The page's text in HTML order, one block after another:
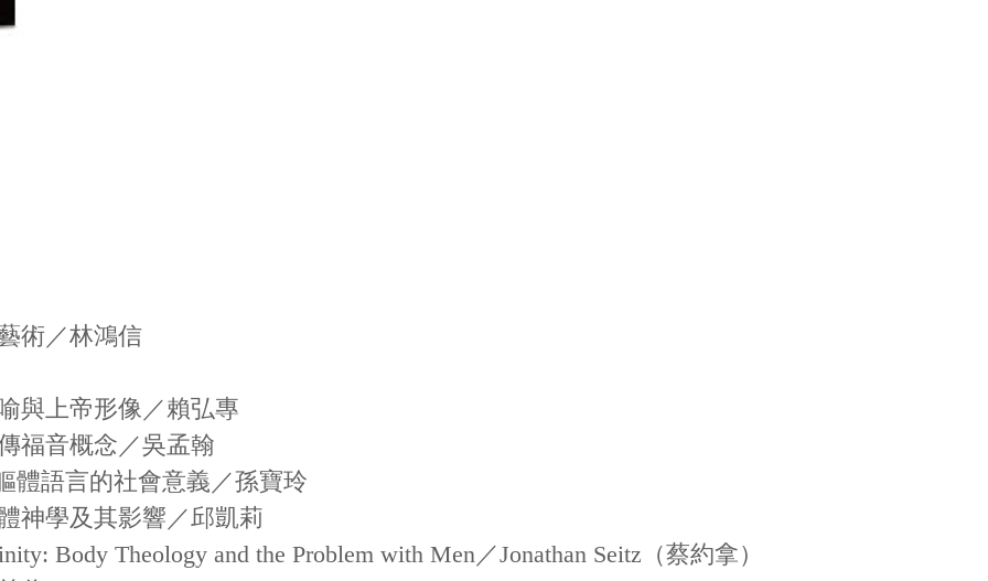
術／林鴻信
與上帝形像／賴弘專
福音概念／吳孟翰
體語言的社會意義／孫寶玲
神學及其影響／邱凱莉
Body Theology and the Problem with Men／Jonathan Seitz（蔡約拿）